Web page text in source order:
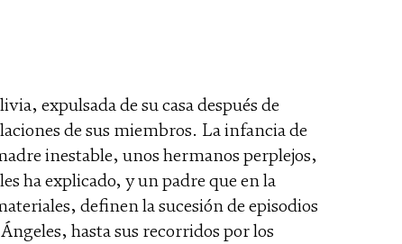
expulsada de su casa después de
de sus miembros. La infancia de
inestable, unos hermanos perplejos,
ha explicado, y un padre que en la
definen la sucesión de episodios
hasta sus recorridos por los